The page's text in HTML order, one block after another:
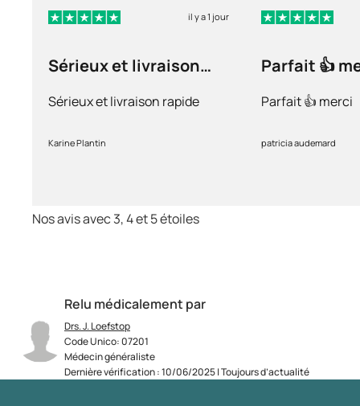
Relu médicalement par
Drs. J. Loefstop
Code Unico: 07201
Médecin généraliste
Dernière vérification : 10/06/2025 | Toujours d’actualité
il y a 1 jour
Sérieux et livraison
Sérieux et livraison rapide
Karine Plantin
Parfait 👍
Parfait 👍 merci
patricia audemard
Nos avis avec 3, 4 et 5 étoiles